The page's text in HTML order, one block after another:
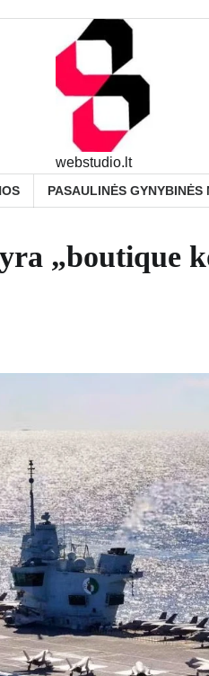
webstudio.lt
PASAULINĖS GYNYBINĖS
„boutique